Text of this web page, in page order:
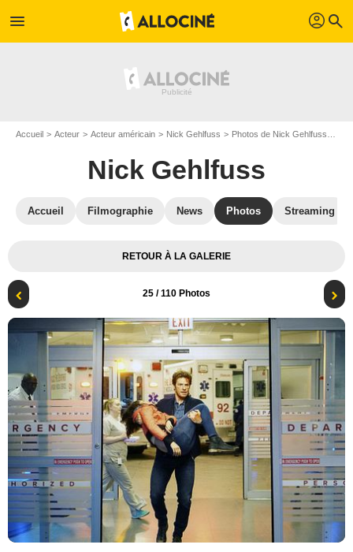
menu profil search
Accueil Acteur Acteur américain Nick Gehlfuss Photos de Nick Gehlfuss
Nick Gehlfuss
Accueil Filmographie News Photos Streaming
RETOUR À LA GALERIE
25 / 110 Photos